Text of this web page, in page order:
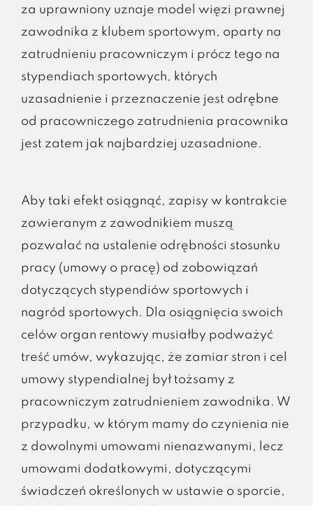
za uprawniony uznaje model więzi prawnej
zawodnika z klubem sportowym, oparty na
zatrudnieniu pracowniczym i prócz tego na
stypendiach sportowych, których
uzasadnienie i przeznaczenie jest odrębne
od pracowniczego zatrudnienia pracownika
jest zatem jak najbardziej uzasadnione.
Aby taki efekt osiągnąć, zapisy w kontrakcie
zawieranym z zawodnikiem muszą
pozwalać na ustalenie odrębności stosunku
pracy (umowy o pracę) od zobowiązań
dotyczących stypendiów sportowych i
nagród sportowych. Dla osiągnięcia swoich
celów organ rentowy musiałby podważyć
treść umów, wykazując, że zamiar stron i cel
umowy stypendialnej był tożsamy z
pracowniczym zatrudnieniem zawodnika. W
przypadku, w którym mamy do czynienia nie
z dowolnymi umowami nienazwanymi, lecz
umowami dodatkowymi, dotyczącymi
świadczeń określonych w ustawie o sporcie,